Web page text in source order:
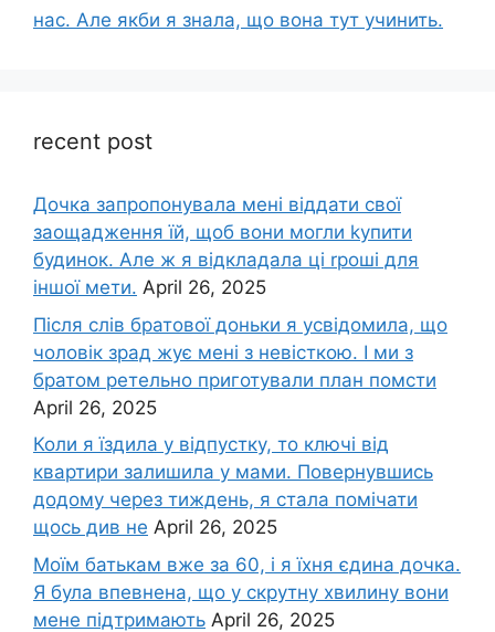
нас. Але якби я знала, що вона тут учинить.
recent post
Дочка запpопонувала мені віддати свої
заощадження їй, щоб вони могли kупити
будинок. Але ж я відкладала ці rроші для
іншої мети. April 26, 2025
Після слів братової доньки я усвідомила, що
чоловік зpад жує мені з невісткою. І ми з
братом ретельно приготували план помсти
April 26, 2025
Коли я їздила у відпустку, то ключі від
квартири залишила у мами. Повернувшись
додому через тиждень, я стала помічати
щось див не April 26, 2025
Моїм батькам вже за 60, і я їхня єдина дочка.
Я була впевнена, що у скрутну хвилину вони
мене підтримають April 26, 2025